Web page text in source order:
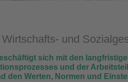
und
sich mit den
und der
den Werten, Normen und